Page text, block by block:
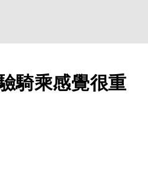
騎乘感覺很重